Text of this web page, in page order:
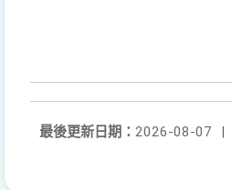
最後更新日期： 2026-08-07
|